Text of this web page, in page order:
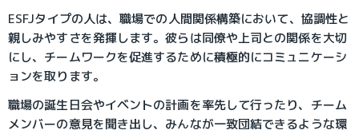
ESFJタイプの人は、職場での人間関係構築において、協調性と
親しみやすさを発揮します。彼らは同僚や上司との関係を大切
にし、チームワークを促進するために積極的にコミュニケーシ
ョンを取ります。
職場の誕生日会やイベントの計画を率先して行ったり、チーム
メンバーの意見を聞き出し、みんなが一致団結できるような環